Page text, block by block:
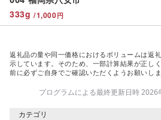
333g /1,000円
返礼品の量や同一価格におけるボリュームは返
示しています。そのため、一部計算結果が正し
前に必ずご自身でご確認いただくようお願いしま
プログラムによる最終更新日時
カテゴリ